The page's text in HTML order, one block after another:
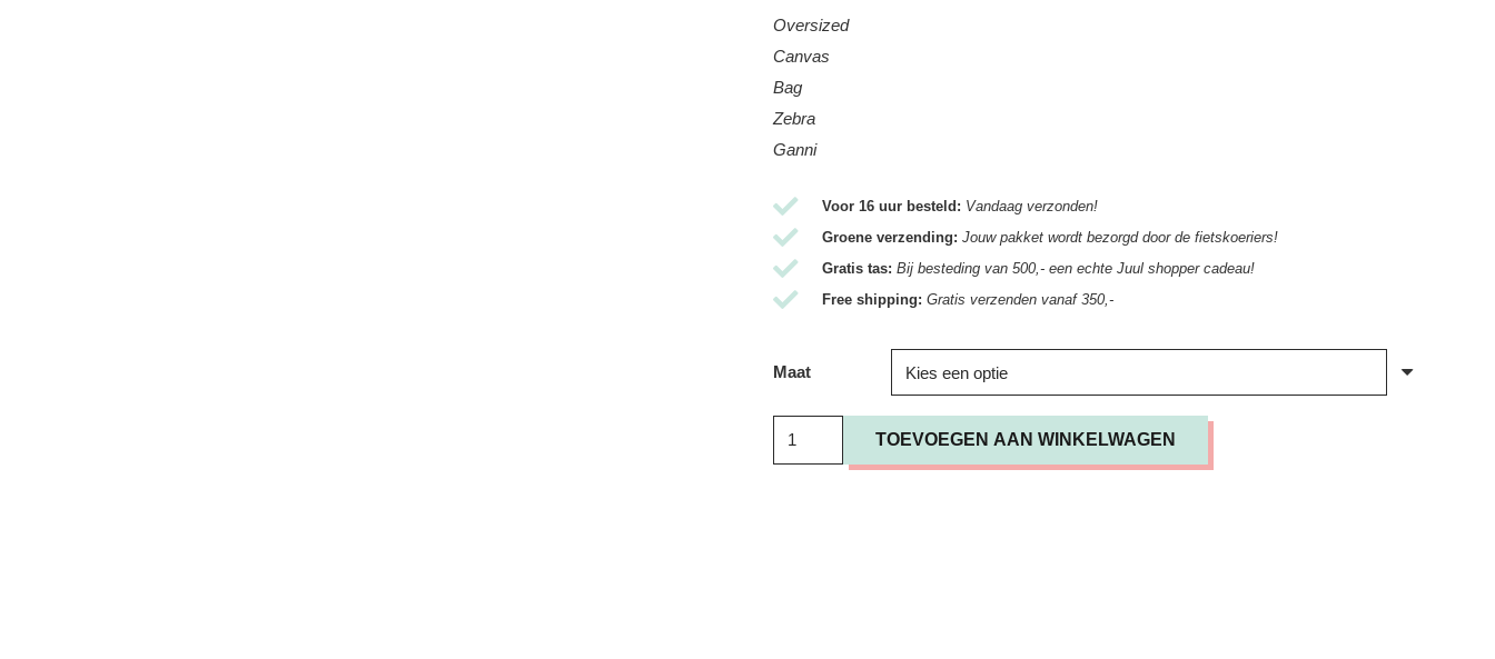
Oversized
Canvas
Bag
Zebra
Ganni
Voor 16 uur besteld: Vandaag verzonden!
Groene verzending: Jouw pakket wordt bezorgd door de fietskoeriers!
Gratis tas: Bij besteding van 500,- een echte Juul shopper cadeau!
Free shipping: Gratis verzenden vanaf 350,-
Maat
Tas
Ganni
TOEVOEGEN AAN WINKELWAGEN